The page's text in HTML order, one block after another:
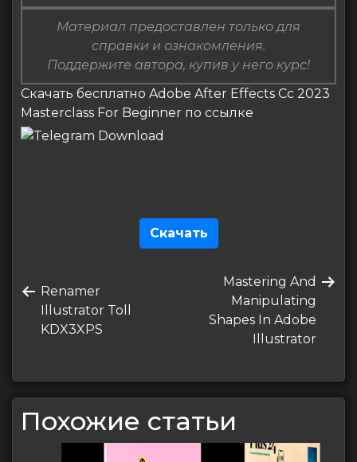
Материал предоставлен только для
справки и ознакомления.
Поддержите автора, купив у него курс!
Скачать бесплатно Adobe After Effects Cc 2023
Masterclass For Beginner по ссылке
Скачать
по
записям
Предыдущая
запись
Renamer
Illustrator Toll
KDX3XPS
Следующая
запись
Mastering And
Manipulating
Shapes In Adobe
Illustrator
Похожие статьи